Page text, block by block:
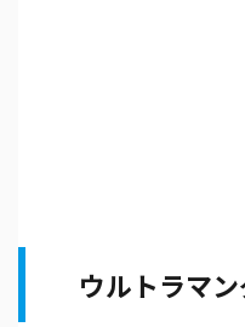
ウルトラマ